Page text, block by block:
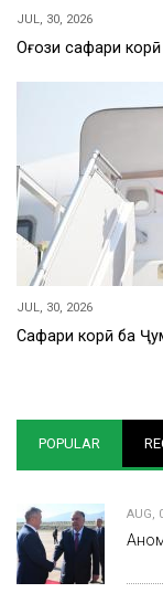
JUL, 30, 2026
Оғози сафари корӣ
JUL, 30, 2026
Сафари корӣ ба
POPULAR
AUG,